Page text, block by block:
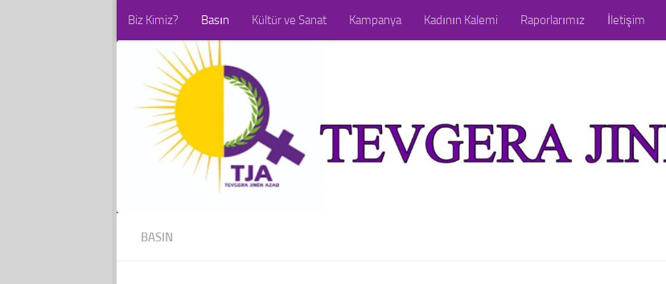
Skip to content
Biz Kimiz? Basın Kültür ve Sanat Kampanya Kadının Kalemi Raporlarımız İletişim
BASIN